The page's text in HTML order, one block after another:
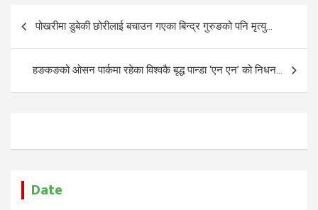
Post
navigation
पोखरीमा डुबेकी छोरीलाई बचाउन गएका बिन्द्र गुरुङको पनि मृत्यु…
हङकङको ओसन पार्कमा रहेका विश्वकै बृद्ध पान्डा ‘एन एन’ को निधन…
Date